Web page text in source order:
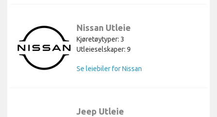
Nissan Utleie
Kjøretøytyper: 3
Utleieselskaper: 9
Se leiebiler for Nissan
Jeep Utleie